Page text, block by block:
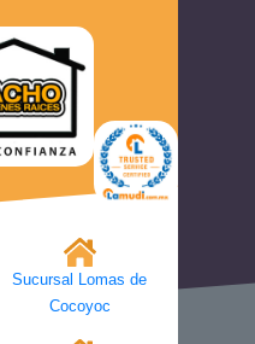
Sucursal Lomas de
Cocoyoc